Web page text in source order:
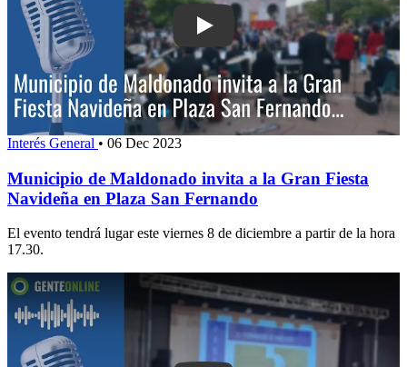
Play: Municipio de Maldonado invita
Interés General • 06 Dec 2023
Municipio de Maldonado invita a la Gran Fiesta
Navideña en Plaza San Fernando
El evento tendrá lugar este viernes 8 de diciembre a partir de la hora
17.30.